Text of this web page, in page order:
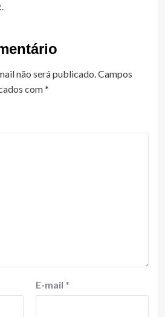
.
não será publicado.Campos
com*
E-mail *